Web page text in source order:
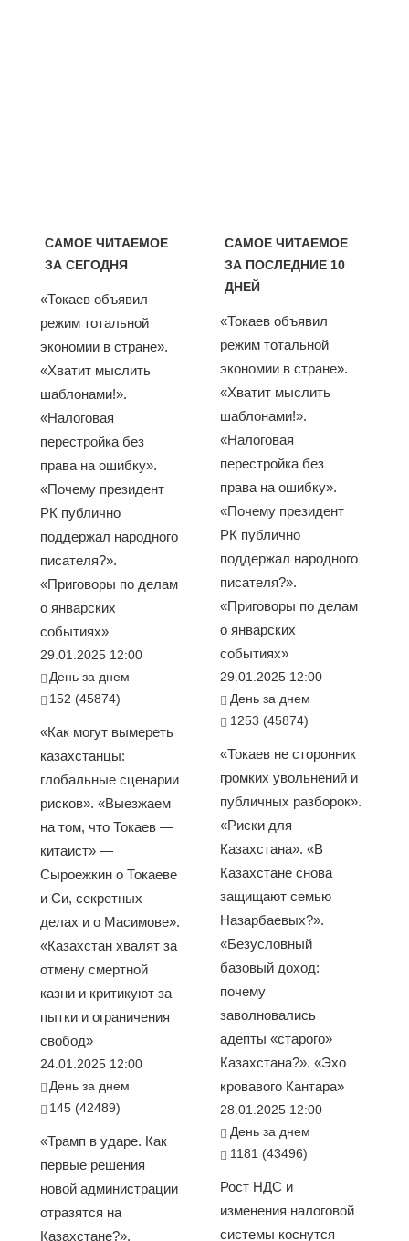
САМОЕ ЧИТАЕМОЕ
ЗА СЕГОДНЯ
«Токаев объявил
режим тотальной
экономии в стране».
«Хватит мыслить
шаблонами!».
«Налоговая
перестройка без
права на ошибку».
«Почему президент
РК публично
поддержал народного
писателя?».
«Приговоры по делам
о январских
событиях»
29.01.2025 12:00
День за днем
152 (45874)
«Как могут вымереть
казахстанцы:
глобальные сценарии
рисков». «Выезжаем
на том, что Токаев —
китаист» —
Сыроежкин о Токаеве
и Си, секретных
делах и о Масимове».
«Казахстан хвалят за
отмену смертной
казни и критикуют за
пытки и ограничения
свобод»
24.01.2025 12:00
День за днем
145 (42489)
«Трамп в ударе. Как
первые решения
новой администрации
отразятся на
Казахстане?».
САМОЕ ЧИТАЕМОЕ
ЗА ПОСЛЕДНИЕ 10
ДНЕЙ
«Токаев объявил
режим тотальной
экономии в стране».
«Хватит мыслить
шаблонами!».
«Налоговая
перестройка без
права на ошибку».
«Почему президент
РК публично
поддержал народного
писателя?».
«Приговоры по делам
о январских
событиях»
29.01.2025 12:00
День за днем
1253 (45874)
«Токаев не сторонник
громких увольнений и
публичных разборок».
«Риски для
Казахстана». «В
Казахстане снова
защищают семью
Назарбаевых?».
«Безусловный
базовый доход:
почему
заволновались
адепты «старого»
Казахстана?». «Эхо
кровавого Кантара»
28.01.2025 12:00
День за днем
1181 (43496)
Рост НДС и
изменения налоговой
системы коснутся